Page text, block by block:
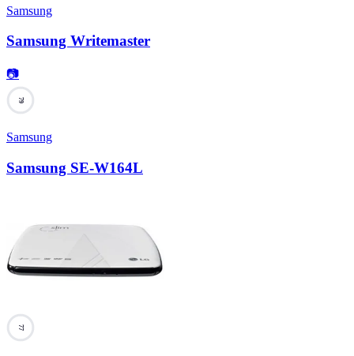
Samsung
Samsung Writemaster
📷
79
Samsung
Samsung SE-W164L
77